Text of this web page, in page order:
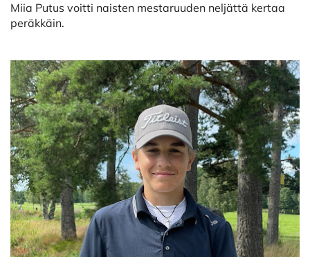
Miia Putus voitti naisten mestaruuden neljättä kertaa
peräkkäin.